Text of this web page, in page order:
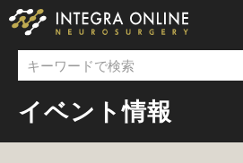
イベント情報